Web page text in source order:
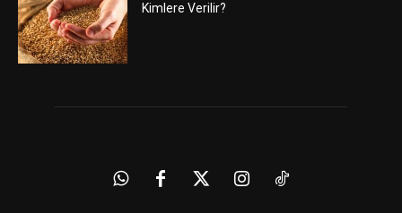
Kimlere Verilir?